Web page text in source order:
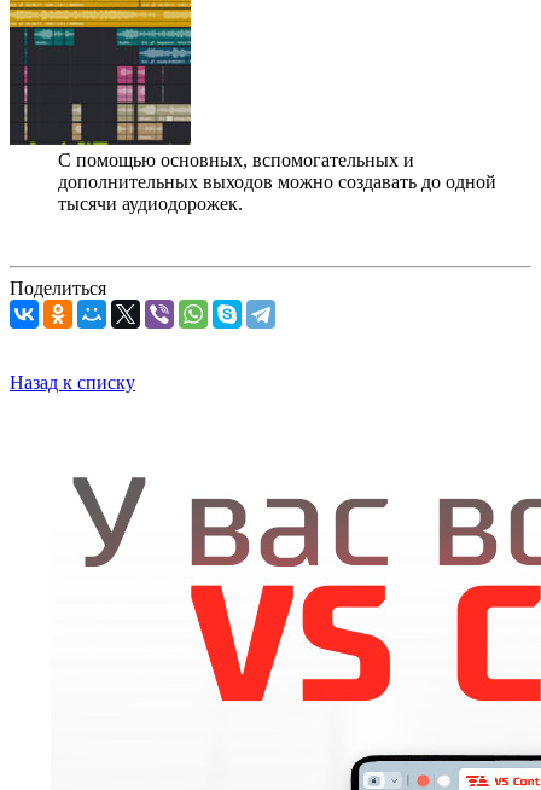
С помощью основных, вспомогательных и
дополнительных выходов можно создавать до одной
тысячи аудиодорожек.
Поделиться
Назад к списку